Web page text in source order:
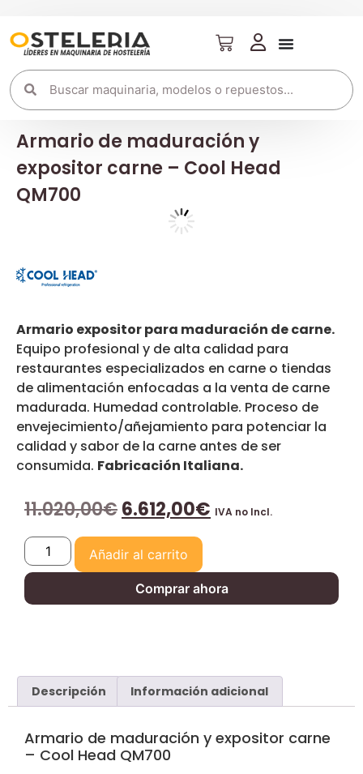
Armario de maduración y
expositor carne – Cool Head
QM700
Armario expositor para maduración de carne.
Equipo profesional y de alta calidad para
restaurantes especializados en carne o tiendas
de alimentación enfocadas a la venta de carne
madurada. Humedad controlable. Proceso de
envejecimiento/añejamiento para potenciar la
calidad y sabor de la carne antes de ser
consumida. Fabricación Italiana.
11.020,00€6.612,00€ IVA no Incl.
Añadir al carrito
Comprar ahora
Descripción Información adicional
Armario de maduración y expositor carne
– Cool Head QM700